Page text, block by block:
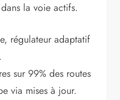
la voie actifs.
régulateur adaptatif
sur 99% des routes
via mises à jour.